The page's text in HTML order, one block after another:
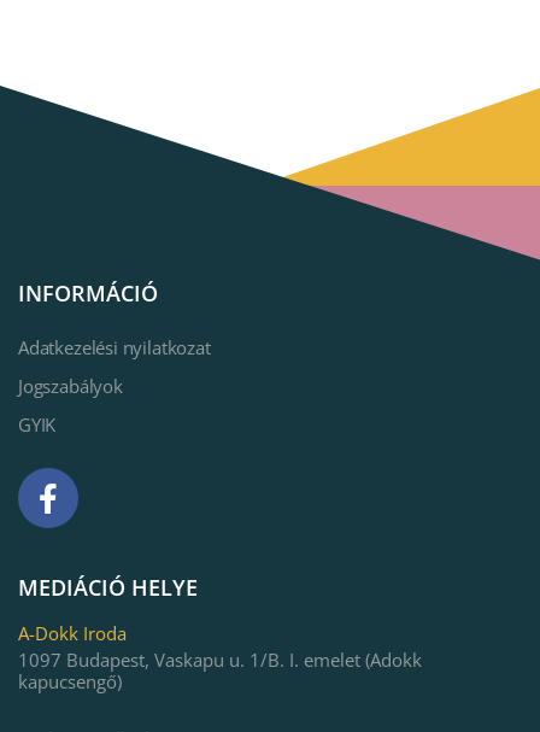
MEDIÁCIÓ HELYE
A-Dokk Iroda
1097 Budapest, Vaskapu u. 1/B. I. emelet (Adokk
kapucsengő)
INFORMÁCIÓ
Adatkezelési nyilatkozat
Jogszabályok
GYIK